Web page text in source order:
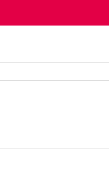
Navigacije/
Alati i oprema za